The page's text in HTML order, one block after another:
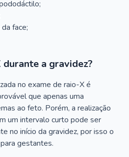
face;
a gravidez?
no exame de raio-X é
que apenas uma
ao feto. Porém, a realização
um intervalo curto pode ser
no início da gravidez, por isso o
gestantes.